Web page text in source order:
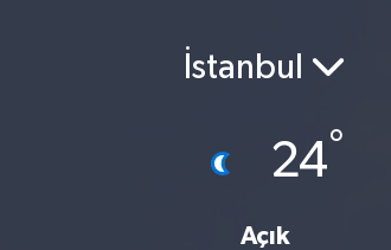
İstanbul
24°
Açık